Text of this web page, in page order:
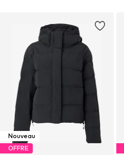
Nouveau
OFFRE